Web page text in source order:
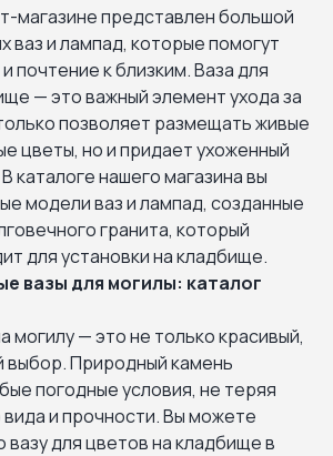
магазине представлен большой
ваз и лампад, которые помогут
почтение к близким. Ваза для
— это важный элемент ухода за
позволяет размещать живые
цветы, но и придает ухоженный
каталоге нашего магазина вы
модели ваз и лампад, созданные
гранита, который
для установки на кладбище.
вазы для могилы: каталог
могилу — это не только красивый,
выбор. Природный камень
погодные условия, не теряя
и прочности. Вы можете
вазу для цветов на кладбище в